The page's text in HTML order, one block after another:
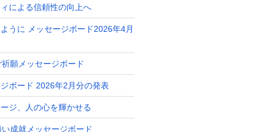
による信頼性の向上へ
うに メッセージボード2026年4月
願メッセージボード
ボード 2026年2月分の発表
ジ、人の心を輝かせる
成就メッセージボード